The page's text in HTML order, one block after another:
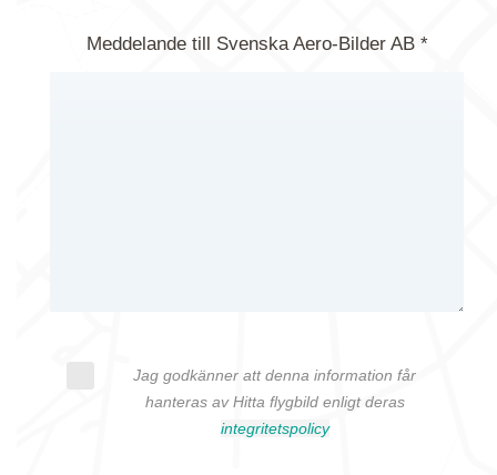
Meddelande till Svenska Aero-Bilder AB *
Jag godkänner att denna information får
hanteras av Hitta flygbild enligt deras
integritetspolicy